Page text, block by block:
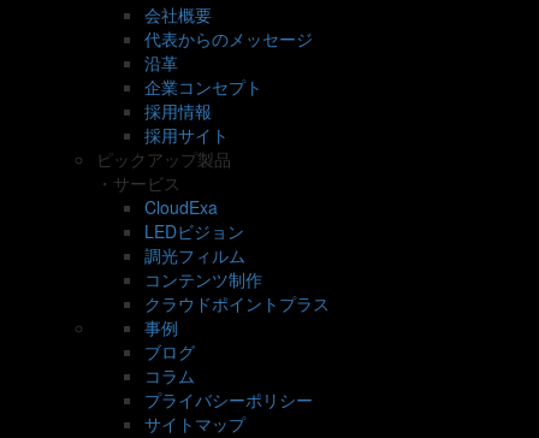
会社概要
代表からのメッセージ
沿革
企業コンセプト
採用情報
採用サイト
ピックアップ製品
・サービス
CloudExa
LEDビジョン
調光フィルム
コンテンツ制作
クラウドポイントプラス
事例
ブログ
コラム
プライバシーポリシー
サイトマップ